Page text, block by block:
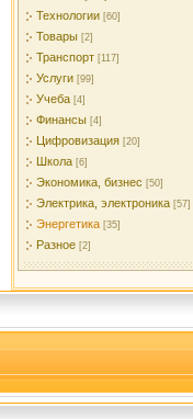
Технологии [60]
Товары [2]
Транспорт [117]
Услуги [99]
Учеба [4]
Финансы [4]
Цифровизация [20]
Школа [6]
Экономика, бизнес [50]
Электрика, электроника [57]
Энергетика [35]
Разное [2]